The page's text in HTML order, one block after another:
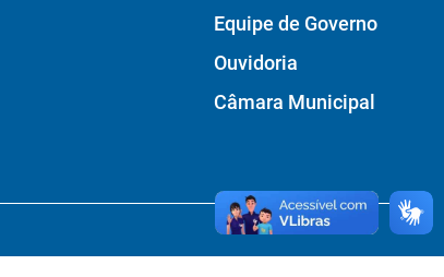
Equipe de Governo
Ouvidoria
Câmara Municipal